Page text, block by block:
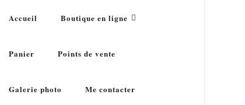
Accueil Boutique en ligne
Panier Points de vente
Galerie photo Me contacter